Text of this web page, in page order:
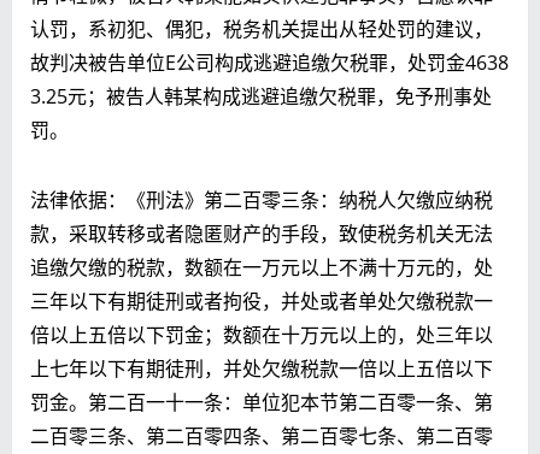
认罚，系初犯、偶犯，税务机关提出从轻处罚的建议，
故判决被告单位E公司构成逃避追缴欠税罪，处罚金4638
3.25元；被告人韩某构成逃避追缴欠税罪，免予刑事处
罚。
法律依据：《刑法》第二百零三条：纳税人欠缴应纳税
款，采取转移或者隐匿财产的手段，致使税务机关无法
追缴欠缴的税款，数额在一万元以上不满十万元的，处
三年以下有期徒刑或者拘役，并处或者单处欠缴税款一
倍以上五倍以下罚金；数额在十万元以上的，处三年以
上七年以下有期徒刑，并处欠缴税款一倍以上五倍以下
罚金。第二百一十一条：单位犯本节第二百零一条、第
二百零三条、第二百零四条、第二百零七条、第二百零